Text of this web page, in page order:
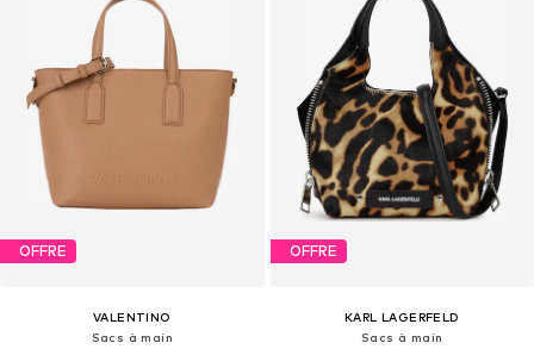
OFFRE
VALENTINO
Sacs à main
OFFRE
KARL LAGERFELD
Sacs à main